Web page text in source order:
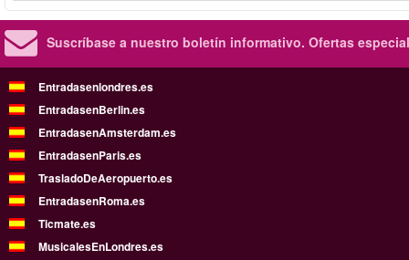
Suscríbase a nuestro boletín informativo. Ofertas
Entradasenlondres.es
EntradasenBerlin.es
EntradasenAmsterdam.es
EntradasenParis.es
TrasladoDeAeropuerto.es
EntradasenRoma.es
Ticmate.es
MusicalesEnLondres.es